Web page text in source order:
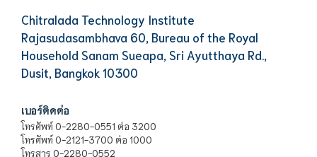
Chitralada Technology Institute
Rajasudasambhava 60, Bureau of the Royal
Household Sanam Sueapa, Sri Ayutthaya Rd.,
Dusit, Bangkok 10300
เบอร์ติดต่อ
โทรศัพท์ 0-2280-0551 ต่อ 3200
โทรศัพท์ 0-2121-3700 ต่อ 1000
โทรสาร 0-2280-0552